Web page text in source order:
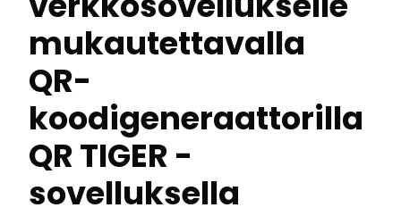
mukautettavalla
QR-
koodigeneraattorilla
QR TIGER -
sovelluksella